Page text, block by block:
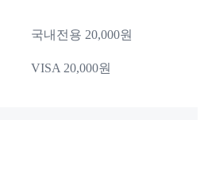
국내전용 20,000원
VISA 20,000원